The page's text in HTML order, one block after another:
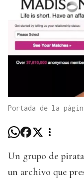
Portada de la
Un grupo de
un archivo que